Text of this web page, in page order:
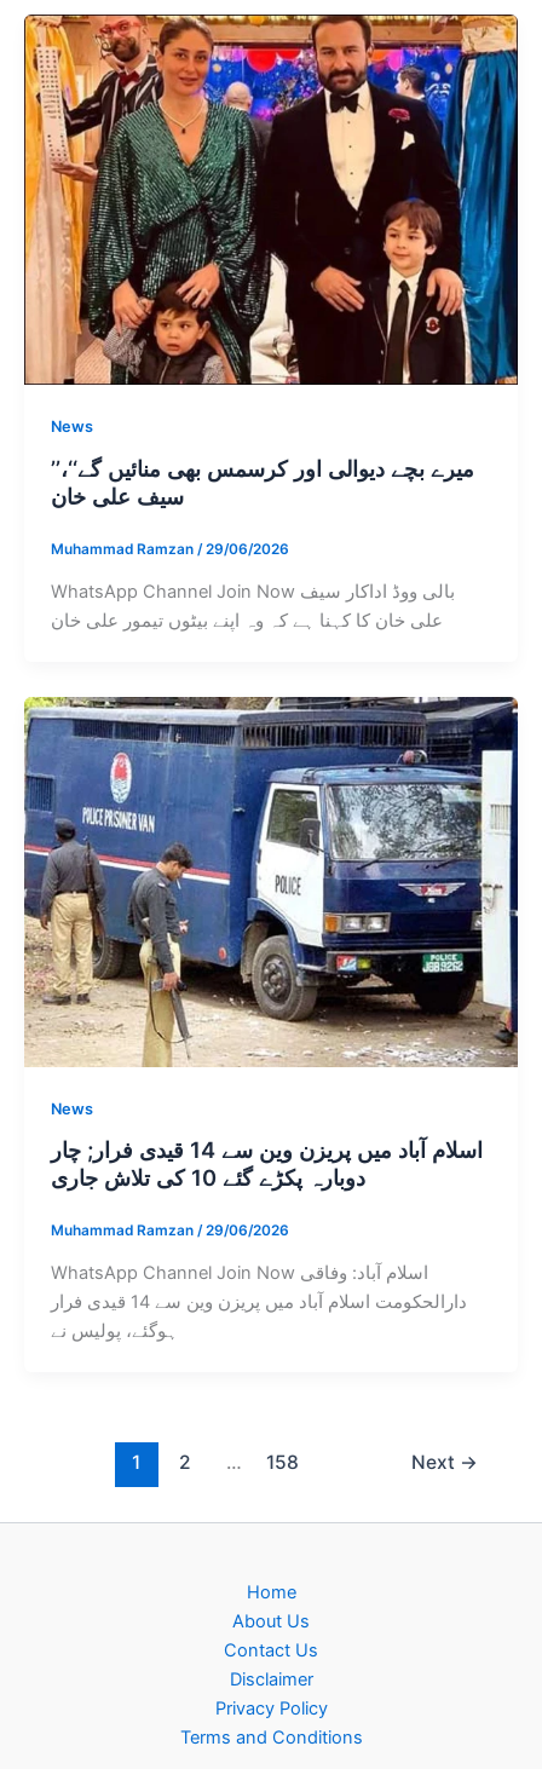
News
’’میرے بچے دیوالی اور کرسمس بھی منائیں گے‘‘،
سیف علی خان
Muhammad Ramzan /29/06/2026
WhatsApp Channel Join Now بالی ووڈ اداکار سیف
علی خان کا کہنا ہے کہ وہ اپنے بیٹوں تیمور علی خان
News
اسلام آباد میں پریزن وین سے 14 قیدی فرار; چار
دوبارہ پکڑے گئے 10 کی تلاش جاری
Muhammad Ramzan /29/06/2026
WhatsApp Channel Join Now اسلام آباد: وفاقی
دارالحکومت اسلام آباد میں پریزن وین سے 14 قیدی فرار
ہوگئے، پولیس نے
1 2 … 158 Next →
Home
About Us
Contact Us
Disclaimer
Privacy Policy
Terms and Conditions